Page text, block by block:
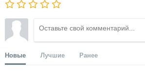
Новые Лучшие Ранее